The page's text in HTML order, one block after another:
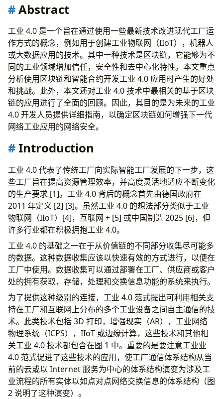
B. 垂直与水平集成系统
D. 大数据和数据分析
E. 工业 AR 和 VR
F. 机器人和车辆的自动化
G. 云计算和边缘计算
H. 添加制造（3D 打印）
I. 网络安全
J. 仿真软件
Main Challenges of the Implementation of
Blockchain into Industry 4.0
Abstract
工业 4.0 是一个旨在通过使用一些最新技术改进现代工厂运
作方式的概念，例如用于创建工业物联网（IIoT），机器人
或大数据应用的技术。其中一种技术是区块链，它能够为不
同的工业领域增加信任，安全性和去中心化特性。本文重点
分析使用区块链和智能合约开发工业 4.0 应用时产生的好处
和挑战。此外，本文还对工业 4.0 技术中最相关的基于区块
链的应用进行了全面的回顾。因此，其目的是为未来的工业
4.0 开发人员提供详细指南，以确定区块链如何增强下一代
网络工业应用的网络安全。
Introduction
工业 4.0 代表了传统工厂向实际智能工厂发展的下一步，这
些工厂旨在提高资源管理效率，并高度灵活地适应不断变化
的生产要求 [1]。工业 4.0 背后的概念首先由德国政府在
2011 年定义 [2] [3]。虽然工业 4.0 的想法部分类似于工业
物联网（IIoT）[4]，互联网 + [5] 或中国制造 2025 [6]，但
许多行业都在积极拥抱工业 4.0。
工业 4.0 的基础之一在于从价值链的不同部分收集尽可能多
的数据。这种数据收集应该以快速有效的方式进行，以便在
工厂中使用。数据收集可以通过部署在工厂、供应商或客户
处的拥有获取，存储，处理和交换信息功能的系统来执行。
为了提供这种级别的连接，工业 4.0 范式提出可利用相关支
持在工厂和互联网上分布的多个工业设备之间自主通信的技
术。此类技术包括 3D 打印，增强现实（AR），工业网络
物理系统（ICPS），IIoT 或边缘计算，这些技术和其他相
关工业 4.0 技术都包含在图 1 中。重要的是要注意工业业
4.0 范式促进了这些技术的应用，使工厂通信体系结构从当
前的云或以 Internet 服务为中心的体系结构演变为涉及工
业流程的所有实体以如点对点网络交换信息的体系结构（图
2 说明了这种演变）。